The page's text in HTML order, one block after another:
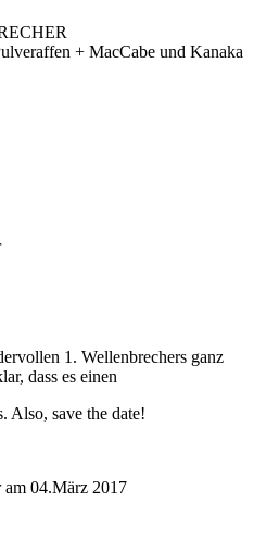
+ MacCabe und Kanaka
1. Wellenbrechers ganz
dass es einen
Also, save the date!
am 04.März 2017